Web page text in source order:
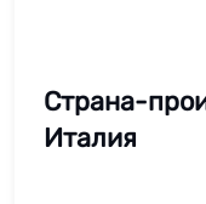
Страна-
Италия